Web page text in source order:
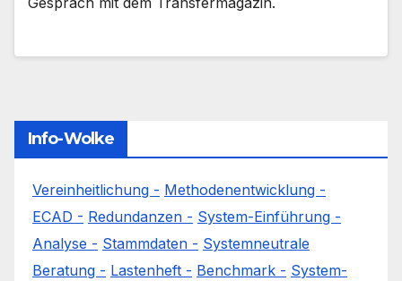
Info-Wolke
Vereinheitlichung - Methodenentwicklung -
ECAD - Redundanzen - System-Einführung -
Analyse - Stammdaten - Systemneutrale
Beratung - Lastenheft - Benchmark - System-